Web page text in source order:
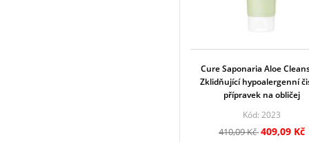
Cure Saponaria Aloe
Zklidňující hypoalergenní
přípravek na obličej
Kód: 2023
410,09 Kč409,09 Kč